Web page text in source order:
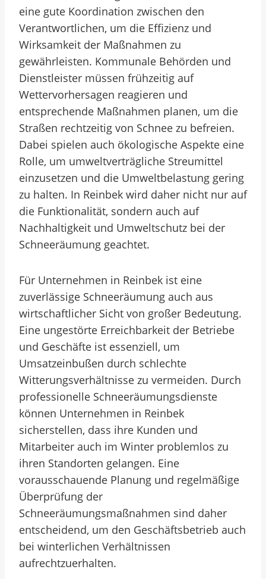
eine gute Koordination zwischen den
Verantwortlichen, um die Effizienz und
Wirksamkeit der Maßnahmen zu
gewährleisten. Kommunale Behörden und
Dienstleister müssen frühzeitig auf
Wettervorhersagen reagieren und
entsprechende Maßnahmen planen, um die
Straßen rechtzeitig von Schnee zu befreien.
Dabei spielen auch ökologische Aspekte eine
Rolle, um umweltverträgliche Streumittel
einzusetzen und die Umweltbelastung gering
zu halten. In Reinbek wird daher nicht nur auf
die Funktionalität, sondern auch auf
Nachhaltigkeit und Umweltschutz bei der
Schneeräumung geachtet.
Für Unternehmen in Reinbek ist eine
zuverlässige Schneeräumung auch aus
wirtschaftlicher Sicht von großer Bedeutung.
Eine ungestörte Erreichbarkeit der Betriebe
und Geschäfte ist essenziell, um
Umsatzeinbußen durch schlechte
Witterungsverhältnisse zu vermeiden. Durch
professionelle Schneeräumungsdienste
können Unternehmen in Reinbek
sicherstellen, dass ihre Kunden und
Mitarbeiter auch im Winter problemlos zu
ihren Standorten gelangen. Eine
vorausschauende Planung und regelmäßige
Überprüfung der
Schneeräumungsmaßnahmen sind daher
entscheidend, um den Geschäftsbetrieb auch
bei winterlichen Verhältnissen
aufrechtzuerhalten.